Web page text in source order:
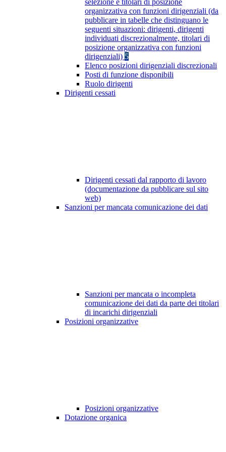
selezione e titolari di posizione
organizzativa con funzioni dirigenziali (da
pubblicare in tabelle che distinguano le
seguenti situazioni: dirigenti, dirigenti
individuati discrezionalmente, titolari di
posizione organizzativa con funzioni
dirigenziali) 5
Elenco posizioni dirigenziali discrezionali
Posti di funzione disponibili
Ruolo dirigenti
Dirigenti cessati
Dirigenti cessati dal rapporto di lavoro
(documentazione da pubblicare sul sito
web)
Sanzioni per mancata comunicazione dei dati
Sanzioni per mancata o incompleta
comunicazione dei dati da parte dei titolari
di incarichi dirigenziali
Posizioni organizzative
Posizioni organizzative
Dotazione organica